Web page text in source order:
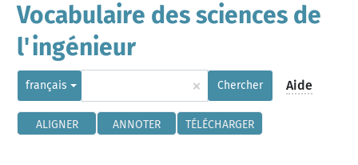
Vocabulaire des sciences de
l'ingénieur
français × Chercher Aide
ALIGNER ANNOTER TÉLÉCHARGER